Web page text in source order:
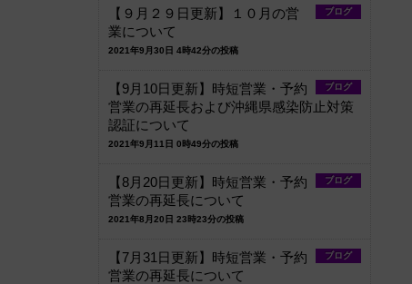
ブログ
【９月２９日更新】１０月の営
業について
2021年9月30日 4時42分の投稿
ブログ
【9月10日更新】時短営業・予約
営業の再延長および沖縄県感染防止対策
認証について
2021年9月11日 0時49分の投稿
ブログ
【8月20日更新】時短営業・予約
営業の再延長について
2021年8月20日 23時23分の投稿
ブログ
【7月31日更新】時短営業・予約
営業の再延長について